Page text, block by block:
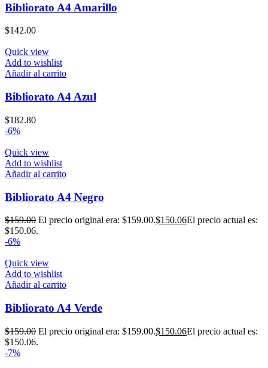
Bibliorato A4 Amarillo
$142.00
Quick view
Add to wishlist
Añadir al carrito
Bibliorato A4 Azul
$182.80
-6%
Quick view
Add to wishlist
Añadir al carrito
Bibliorato A4 Negro
$159.00 El precio original era: $159.00.$150.06El precio actual es:
$150.06.
-6%
Quick view
Add to wishlist
Añadir al carrito
Bibliorato A4 Verde
$159.00 El precio original era: $159.00.$150.06El precio actual es:
$150.06.
-7%